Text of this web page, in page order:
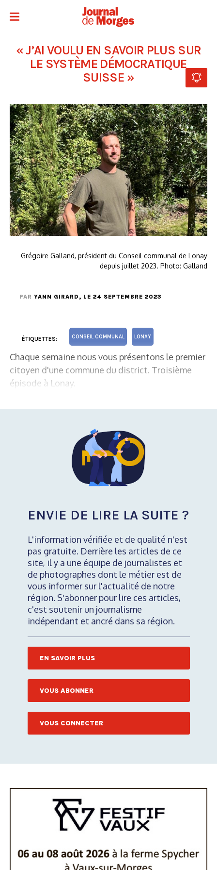
« J’AI VOULU EN SAVOIR PLUS SUR
LE SYSTÈME DÉMOCRATIQUE
SUISSE »
Grégoire Galland, président du Conseil communal de Lonay
depuis juillet 2023. Photo: Galland
PAR YANN GIRARD , LE 24 SEPTEMBRE 2023
ÉTIQUETTES: CONSEIL COMMUNAL LONAY
Chaque semaine nous vous présentons le premier
citoyen d'une commune du district. Troisième
épisode à Lonay.
ENVIE DE LIRE LA SUITE ?
L'information vérifiée et de qualité n'est
pas gratuite. Derrière les articles de ce
site, il y a une équipe de journalistes et
de photographes dont le métier est de
vous informer sur l'actualité de notre
région. S'abonner pour lire ces articles,
c'est soutenir un journalisme
indépendant et ancré dans sa région.
EN SAVOIR PLUS
VOUS ABONNER
VOUS CONNECTER